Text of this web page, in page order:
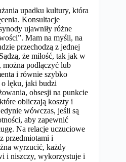
upadku kultury, która
Konsultacje
ujawniły różne
Mam na myśli, na
przechodzą z jednej
że miłość, tak jak w
można podłączyć lub
i równie szybko
lęku, jaki budzi
obsesji na punkcie
obliczają koszty i
wówczas, jeśli są
aby zapewnić
Na relacje uczuciowe
przedmiotami i
wyrzucić, każdy
i niszczy, wykorzystuje i